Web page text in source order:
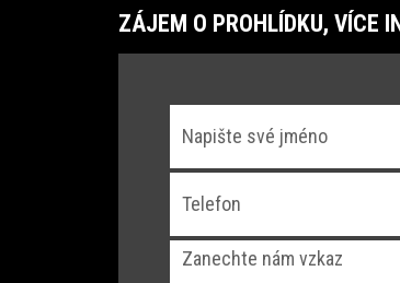
ZÁJEM O PROHLÍDKU, VÍCE